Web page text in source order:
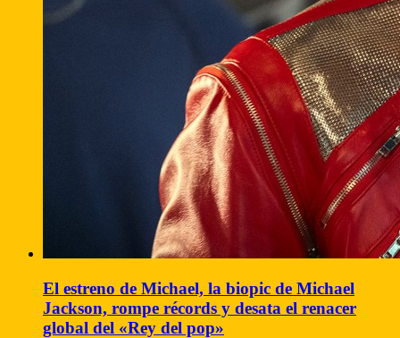
El estreno de Michael, la biopic de Michael
Jackson, rompe récords y desata el renacer
global del «Rey del pop»